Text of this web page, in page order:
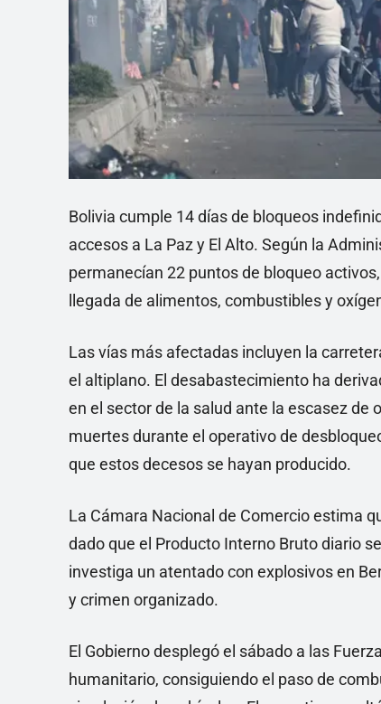
Bolivia cumple 14 días de bloqueos
accesos a La Paz y El Alto. Según la
permanecían 22 puntos de bloqueo
llegada de alimentos, combustibles y
Las vías más afectadas incluyen la
el altiplano. El desabastecimiento ha
en el sector de la salud ante la escasez de
muertes durante el operativo de
que estos decesos se hayan producido.
La Cámara Nacional de Comercio estima
dado que el Producto Interno Bruto diario
investiga un atentado con explosivos en
y crimen organizado.
El Gobierno desplegó el sábado a las
humanitario, consiguiendo el paso de